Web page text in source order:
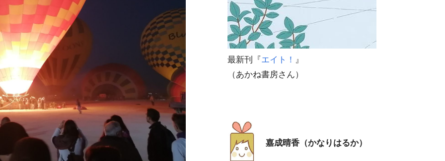
最新刊『エイト！ 』
（あかね書房さん）
嘉成晴香（かなりはるか）